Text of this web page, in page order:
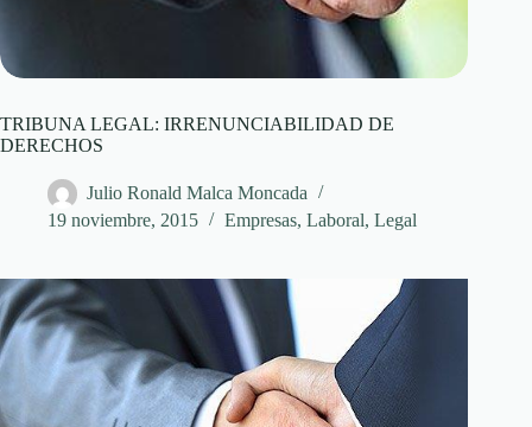
TRIBUNA LEGAL: IRRENUNCIABILIDAD DE
DERECHOS
Julio Ronald Malca Moncada
19 noviembre, 2015
Empresas, Laboral, Legal